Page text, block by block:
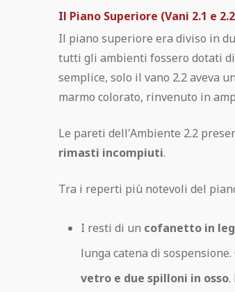
Il Piano Superiore (Vani 2.1 e
Il piano superiore era diviso in
tutti gli ambienti fossero dotati
semplice, solo il vano 2.2 aveva
marmo colorato, rinvenuto in
Le pareti dell'Ambiente 2.2
rimasti incompiuti.
Tra i reperti più notevoli del
I resti di un cofanetto in
lunga catena di
vetro e due spilloni in osso.